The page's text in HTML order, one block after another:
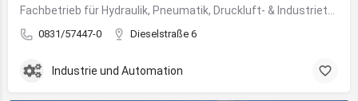
0831/57447-0 Dieselstraße 6
Industrie und Automation